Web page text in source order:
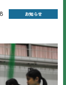
お知らせ